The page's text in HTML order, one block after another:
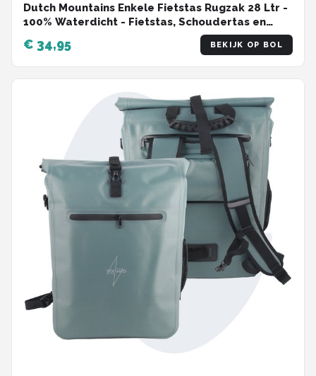
Dutch Mountains Enkele Fietstas Rugzak 28 Ltr -
100% Waterdicht - Fietstas, Schoudertas en
€ 34,95 BEKIJK OP BOL